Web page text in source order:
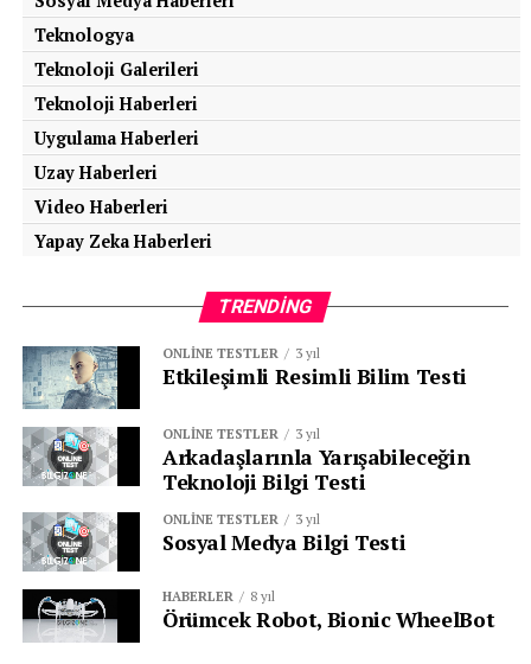
Yağ kararmaya ve kokmaya başlar (yanık yağı
kokusu).
Hidrolik basınç oluşturma kabiliyeti düşer.
Şanzıman parçaları arasında metal-metal teması
artar.
kısalır ve yüksek maliyetli tamiratlar gerekebilir.
Ne Zaman ATF Değişimi
Yapılmalı?
Aracın
kullanım kılavuzundaki önerilen
kilometreyegöre değişim yapılmalıdır.
Vites geçişlerindegecikme, sarsıntı veya
ATF’nin rengi
Teknologya
Teknoloji Galerileri
Teknoloji Haberleri
Uygulama Haberleri
Uzay Haberleri
Video Haberleri
Yapay Zeka Haberleri
TRENDING
ONLINE TESTLER 3 yıl
Etkileşimli Resimli Bilim Testi
ONLINE TESTLER 3 yıl
Arkadaşlarınla Yarışabileceğin
Teknoloji Bilgi Testi
ONLINE TESTLER 3 yıl
Sosyal Medya Bilgi Testi
HABERLER 8 yıl
Örümcek Robot, Bionic WheelBot